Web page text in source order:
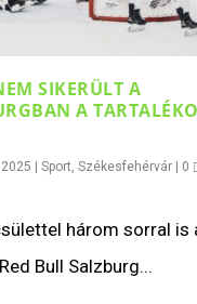
SIKERÜLT A
A
|Sport,Székesfehérvár 0
három sorral is
Bull Salzburg...